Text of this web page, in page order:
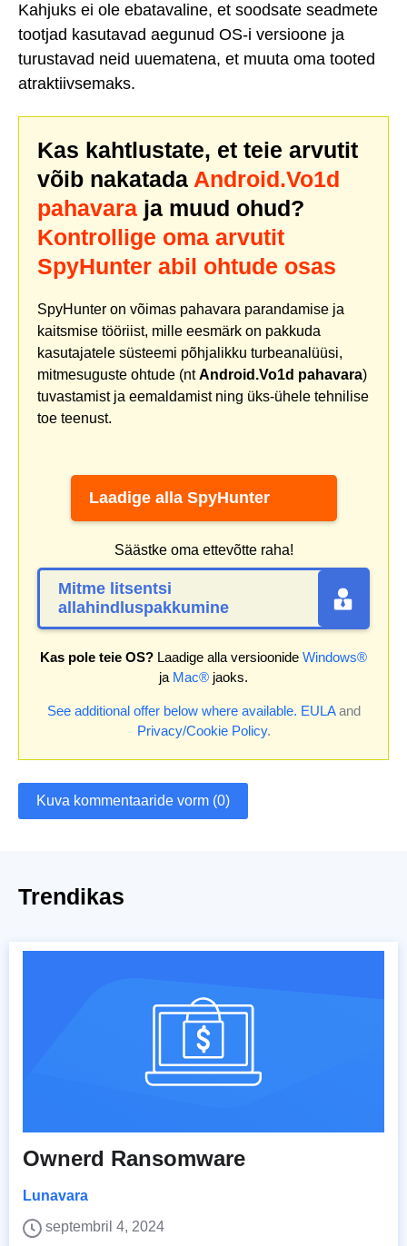
Kahjuks ei ole ebatavaline, et soodsate seadmete
tootjad kasutavad aegunud OS-i versioone ja
turustavad neid uuematena, et muuta oma tooted
atraktiivsemaks.
Kas kahtlustate, et teie arvutit
võib nakatada Android.Vo1d
pahavara ja muud ohud?
Kontrollige oma arvutit
SpyHunter abil ohtude osas
SpyHunter on võimas pahavara parandamise ja
kaitsmise tööriist, mille eesmärk on pakkuda
kasutajatele süsteemi põhjalikku turbeanalüüsi,
mitmesuguste ohtude (ntAndroid.Vo1d pahavara)
tuvastamist ja eemaldamist ning üks-ühele tehnilise
toe teenust.
Laadige alla SpyHunter
Säästke oma ettevõtte raha!
Mitme litsentsi
allahindluspakkumine
Kas pole teie OS? Laadige alla versioonide Windows®
ja Mac® jaoks.
See additional offer below where available. EULAand
Privacy/Cookie Policy.
Kuva kommentaaride vorm (0)
Trendikas
Ownerd Ransomware
Lunavara
septembril 4, 2024